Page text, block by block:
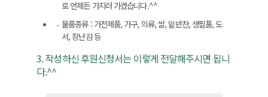
로 언제든 가지러 가겠습니다.^^
물품종류 : 가전제품, 가구, 의류, 쌀, 밑반찬, 생필품, 도
서, 장난감 등
3. 작성하신 후원신청서는 이렇게 전달해주시면 됩니
다.^^